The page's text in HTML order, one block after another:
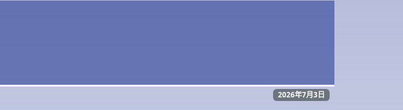
2026年7月3日